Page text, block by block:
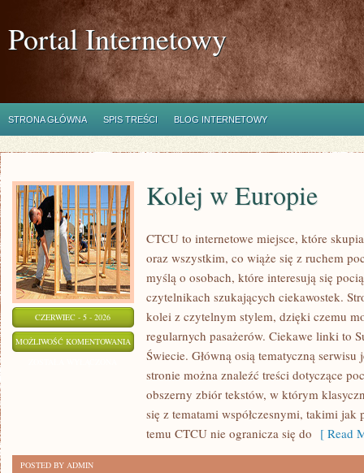
Portal Internetowy
STRONA GŁÓWNA SPIS TREŚCI BLOG INTERNETOWY
CZERWIEC - 5 - 2026
MOŻLIWOŚĆ KOMENTOWANIA KOLEJ
EUROPIE
Kolej w Europie
CTCU to internetowe miejsce, które
oraz wszystkim, co wiąże się z ruchem
myślą o osobach, które interesują się
czytelnikach szukających ciekawostek.
kolei z czytelnym stylem, dzięki czemu
regularnych pasażerów. Ciekawe linki to
Świecie. Główną osią tematyczną
stronie można znaleźć treści dotyczące
obszerny zbiór tekstów, w którym
się z tematami współczesnymi, takimi
temu CTCU nie ogranicza się do [ Read
POSTED BY ADMIN